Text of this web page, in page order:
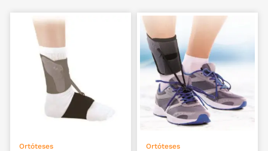
Ortóteses Ortóteses